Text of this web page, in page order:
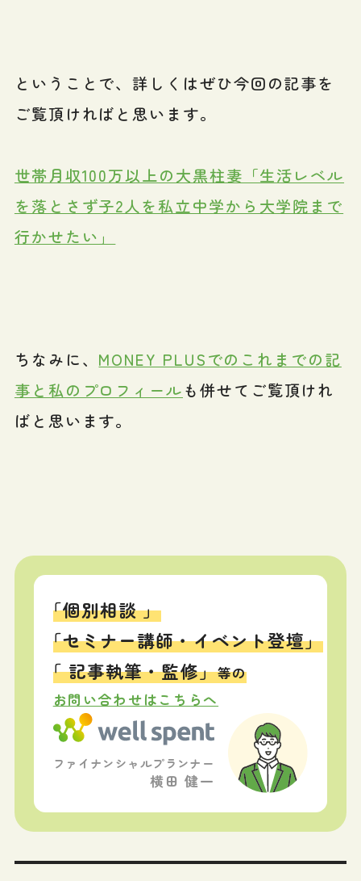
ということで、詳しくはぜひ今回の記事を
ご覧頂ければと思います。
世帯月収100万以上の大黒柱妻「生活レベル
を落とさず子2人を私立中学から大学院まで
行かせたい」
ちなみに、 MONEY PLUSでのこれまでの記
事と私のプロフィールも併せてご覧頂けれ
ばと思います。
「個別相談 」
「セミナー講師・イベント登壇」
「 記事執筆・監修」等の
お問い合わせはこちらへ
ファイナンシャルプランナー
横田 健一